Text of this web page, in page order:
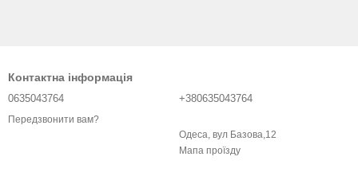
Контактна інформація
0635043764
Передзвонити вам?
+380635043764
Одеса, вул Базова,12
Мапа проїзду